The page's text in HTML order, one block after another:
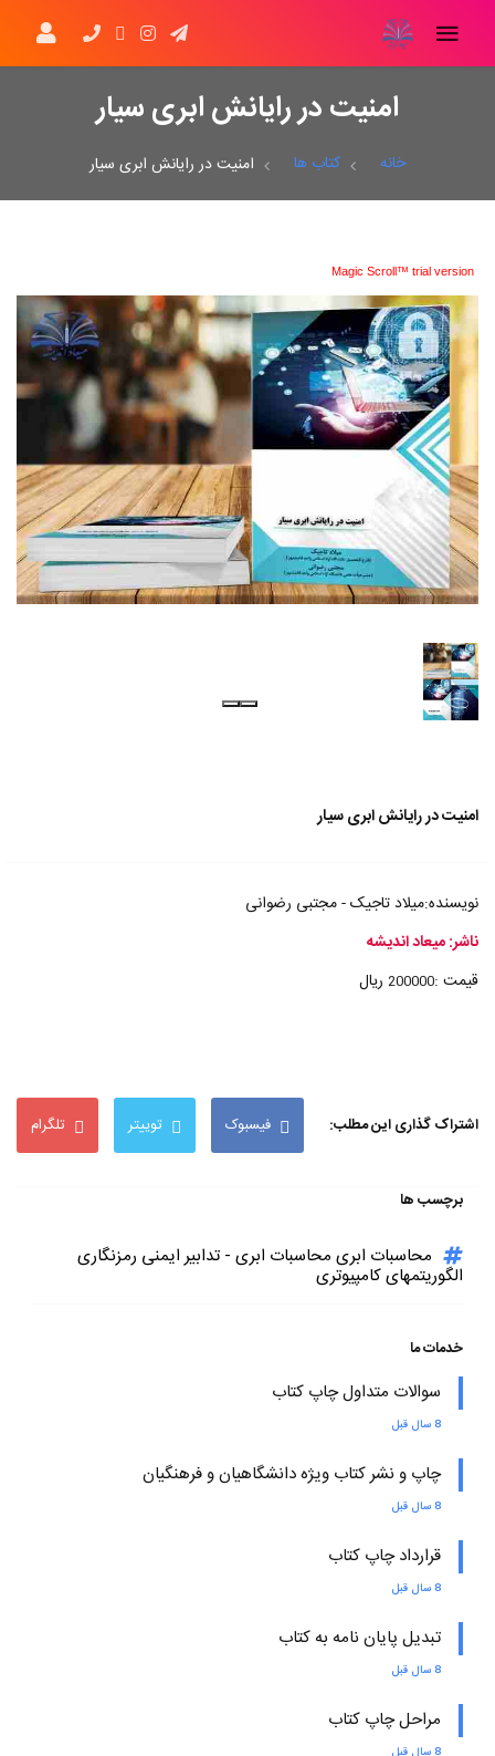
امنیت در رایانش ابری سیار
خانه کتاب ها امنیت در رایانش ابری سیار
Magic Scroll™ trial version
امنیت در رایانش ابری سیار
نویسنده:میلاد تاجیک - مجتبی رضوانی
ناشر: میعاد اندیشه
قیمت :200000 ریال
اشتراک گذاری این مطلب: فیسبوک توییتر تلگرام
برچسب ها
محاسبات ابری محاسبات ابری - تدابیر ایمنی رمزنگاری
الگوریتمهای کامپیوتری
خدمات ما
سوالات متداول چاپ کتاب
8 سال قبل
چاپ و نشر کتاب ویژه دانشگاهیان و فرهنگیان
8 سال قبل
قرارداد چاپ کتاب
8 سال قبل
تبدیل پایان نامه به کتاب
8 سال قبل
مراحل چاپ کتاب